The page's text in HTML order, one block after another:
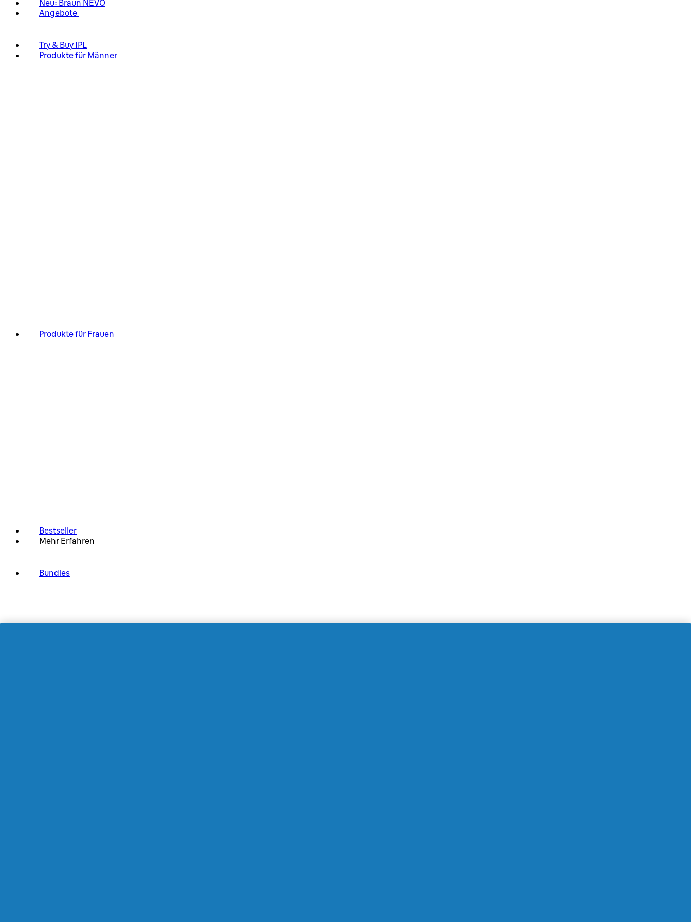
Neu: Braun NEVO
Angebote
Try & Buy IPL
Produkte für Männer
Produkte für Frauen
Bestseller
Mehr Erfahren
Bundles